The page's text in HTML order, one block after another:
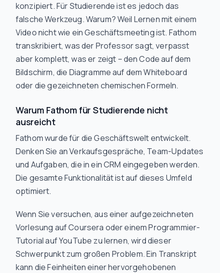
konzipiert. Für Studierende ist es jedoch das
falsche Werkzeug. Warum? Weil Lernen mit einem
Video nicht wie ein Geschäftsmeeting ist. Fathom
transkribiert, was der Professorsagt, verpasst
aber komplett, was er zeigt – den Code auf dem
Bildschirm, die Diagramme auf dem Whiteboard
oder die gezeichneten chemischen Formeln.
Warum Fathom für Studierende nicht
ausreicht
Fathom wurde für die Geschäftswelt entwickelt.
Denken Sie an Verkaufsgespräche, Team-Updates
und Aufgaben, die in ein CRM eingegeben werden.
Die gesamte Funktionalität ist auf dieses Umfeld
optimiert.
Wenn Sie versuchen, aus einer aufgezeichneten
Vorlesung auf Coursera oder einem Programmier-
Tutorial auf YouTube zu lernen, wird dieser
Schwerpunkt zum großen Problem. Ein Transkript
kann die Feinheiten einer hervorgehobenen